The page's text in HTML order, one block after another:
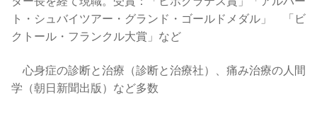
ト・シュバイツアー・グランド・ゴールドメダル」 「ビ
クトール・フランクル大賞」など
心身症の診断と治療（診断と治療社）、痛み治療の人間
学（朝日新聞出版）など多数